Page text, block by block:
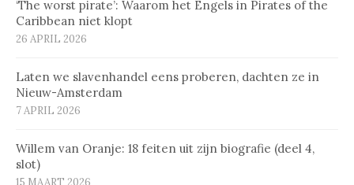
‘The worst pirate’: Waarom het Engels in Pirates of the
Caribbean niet klopt
26 APRIL 2026
Laten we slavenhandel eens proberen, dachten ze in
Nieuw-Amsterdam
7 APRIL 2026
Willem van Oranje: 18 feiten uit zijn biografie (deel 4,
slot)
15 MAART 2026